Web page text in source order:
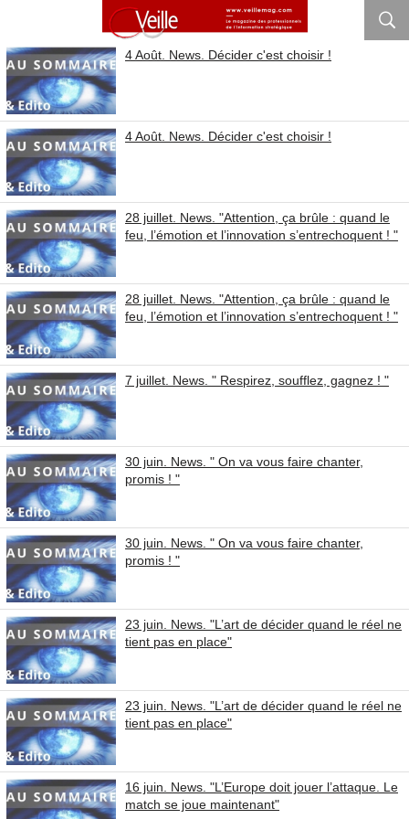
4 Août. News. Décider c'est choisir !
4 Août. News. Décider c'est choisir !
28 juillet. News. "Attention, ça brûle : quand le
feu, l’émotion et l’innovation s’entrechoquent ! "
28 juillet. News. "Attention, ça brûle : quand le
feu, l’émotion et l’innovation s’entrechoquent ! "
7 juillet. News. " Respirez, soufflez, gagnez ! "
30 juin. News. " On va vous faire chanter,
promis ! "
30 juin. News. " On va vous faire chanter,
promis ! "
23 juin. News. "L’art de décider quand le réel ne
tient pas en place"
23 juin. News. "L’art de décider quand le réel ne
tient pas en place"
16 juin. News. "L’Europe doit jouer l’attaque. Le
match se joue maintenant"